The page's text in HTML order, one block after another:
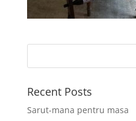
Recent Posts
Sarut-mana pentru masa